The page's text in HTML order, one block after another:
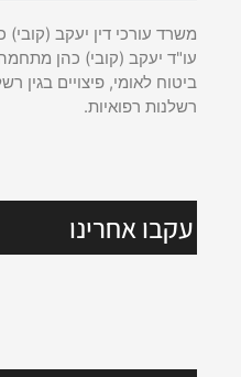
משרד עורכי דין יעקב (קובי)
עו"ד יעקב (קובי) כהן מתחמה
ביטוח לאומי, פיצויים בגין
רשלנות רפואיות.
עקבו אחרינו